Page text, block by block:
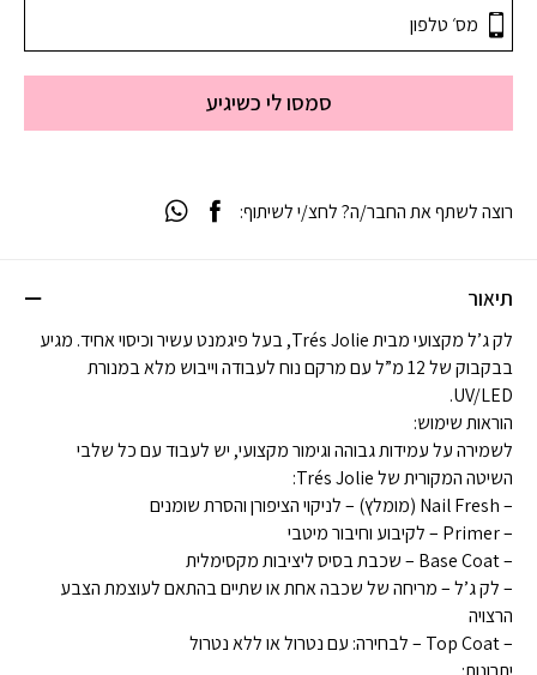
סמסו לי כשיגיע
תיאור
לק ג’ל מקצועי מבית Trés Jolie, בעל פיגמנט עשיר וכיסוי אחיד. מגיע
בבקבוק של 12 מ”ל עם מרקם נוח לעבודה וייבוש מלא במנורת
UV/LED.
הוראות שימוש:
לשמירה על עמידות גבוהה וגימור מקצועי, יש לעבוד עם כל שלבי
השיטה המקורית של Trés Jolie:
– Nail Fresh (מומלץ) – לניקוי הציפורן והסרת שומנים
– Primer – לקיבוע וחיבור מיטבי
– Base Coat – שכבת בסיס ליציבות מקסימלית
– לק ג’ל – מריחה של שכבה אחת או שתיים בהתאם לעוצמת הצבע
הרצויה
– Top Coat – לבחירה: עם נטרול או ללא נטרול
רוצה לשתף את החבר/ה? לחצ/י לשיתוף: